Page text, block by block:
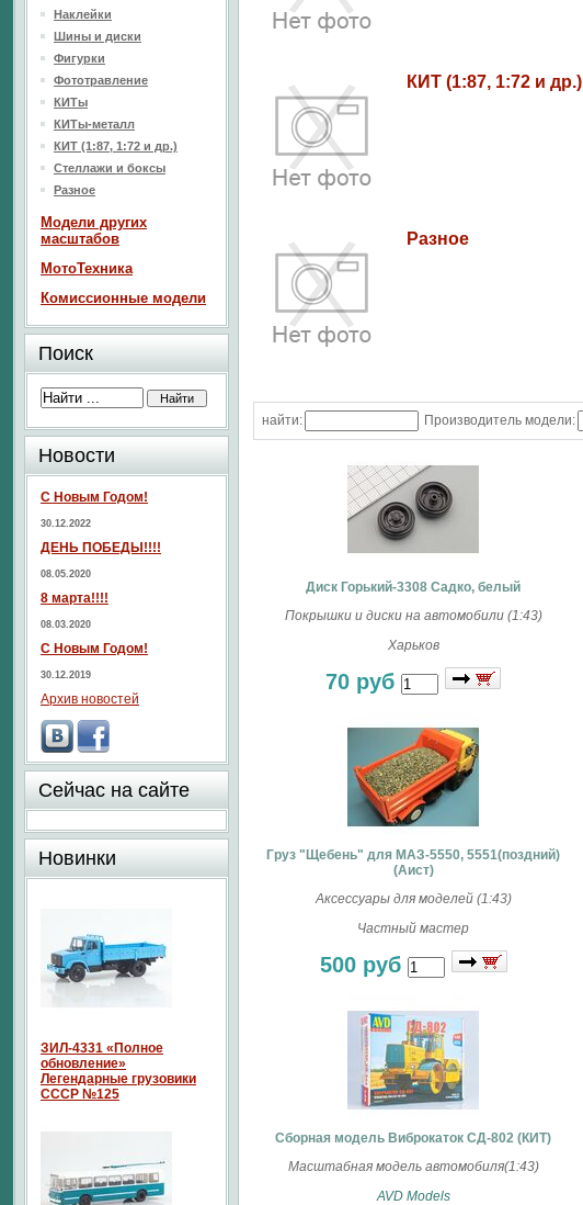
КИТ (1:87, 1:72 и др.)
Разное
найти: Производитель модели:
Диск Горький-3308 Садко, белый
Покрышки и диски на автомобили (1:43)
Харьков
70 руб
Груз "Щебень" для МАЗ-5550, 5551(поздний)
(Аист)
Аксессуары для моделей (1:43)
Частный мастер
500 руб
Сборная модель Виброкаток СД-802 (КИТ)
Масштабная модель автомобиля(1:43)
AVD Models
Наклейки
Шины и диски
Фигурки
Фототравление
КИТы
КИТы-металл
КИТ (1:87, 1:72 и др.)
Стеллажи и боксы
Разное
Модели других
масштабов
МотоТехника
Комиссионные модели
Поиск
Новости
С Новым Годом!
30.12.2022
ДЕНЬ ПОБЕДЫ!!!!
08.05.2020
8 марта!!!!
08.03.2020
С Новым Годом!
30.12.2019
Архив новостей
Сейчас на сайте
Новинки
ЗИЛ-4331 «Полное
обновление»
Легендарные грузовики
СССР №125